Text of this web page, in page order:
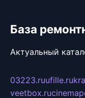
База
Актуальный
03223.ruufille.ru
veetbox.ru